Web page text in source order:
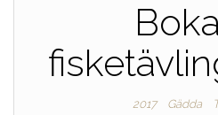
2017 Gädda